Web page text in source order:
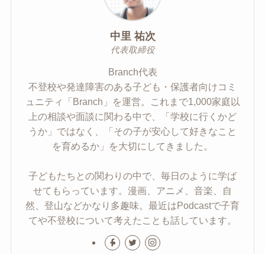
中里 祐次
代表取締役
Branch代表
不登校や発達障害のある子ども・保護者向けコミ
ュニティ「Branch」を運営。これまで1,000家庭以
上の相談や面談に関わる中で、「学校に行くかど
うか」ではなく、「その子が安心して好きなこと
を育めるか」を大切にしてきました。
子どもたちとの関わりの中で、毎日のように学ば
せてもらっています。漫画、アニメ、音楽、自
然、登山などかなり多趣味。最近はPodcastで子育
てや不登校について考えたことも話しています。